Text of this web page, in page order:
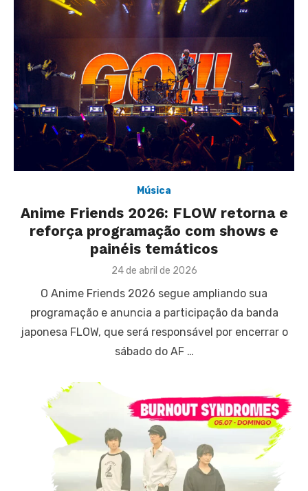
Música
Anime Friends 2026: FLOW retorna e
reforça programação com shows e
painéis temáticos
Posted
24 de abril de 2026
O Anime Friends 2026 segue ampliando sua
programação e anuncia a participação da banda
japonesa FLOW, que será responsável por encerrar o
sábado do AF …